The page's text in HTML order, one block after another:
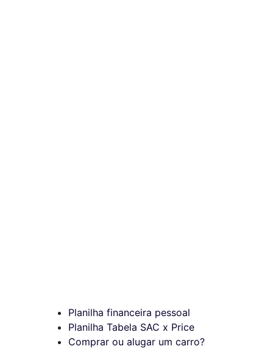
Planilha financeira pessoal
Planilha Tabela SAC x Price
Comprar ou alugar um carro?